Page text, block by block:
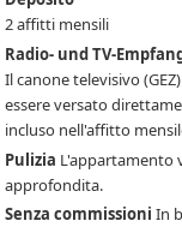
2 affitti mensili
Radio- und TV-
Il canone televisivo(GEZ)
essere versato
incluso nell'affitto
Pulizia L'appartamento
approfondita.
Senza commissioni In